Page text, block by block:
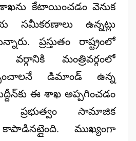
కేటాయించడం వెనుక
సమీకరణాలు ఉన్నట్లు
ప్రస్తుతం రాష్ట్రంలో
వర్గానికి మంత్రివర్గంలో
డిమాండ్ ఉన్న
ఈ శాఖ అప్పగించడం
ప్రభుత్వంసామాజిక
ముఖ్యంగా